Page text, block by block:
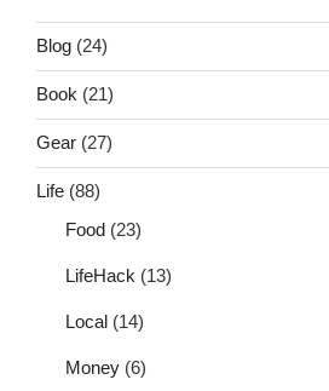
Blog (24)
Book (21)
Gear (27)
Life (88)
Food (23)
LifeHack (13)
Local (14)
Money (6)